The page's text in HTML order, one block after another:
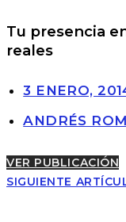
Tu presencia
reales
3 ENERO,
ANDRÉS
VER PUBLICACIÓN
SIGUIENTE